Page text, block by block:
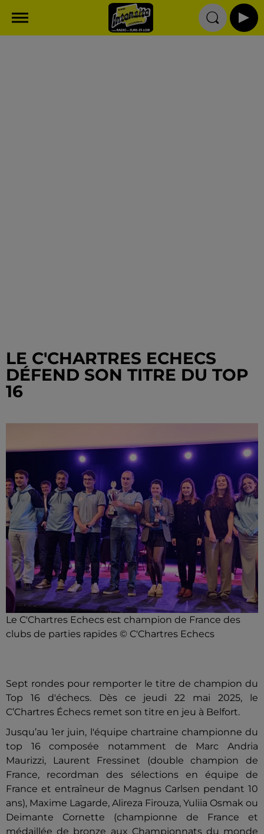
LE C'CHARTRES ECHECS
DÉFEND SON TITRE DU TOP
16
Le C'Chartres Echecs est champion de France des
clubs de parties rapides © C'Chartres Echecs
Sept rondes pour remporter le titre de champion du
Top 16 d'échecs. Dès ce jeudi 22 mai 2025, le
C’Chartres Échecs remet son titre en jeu à Belfort.
Jusqu’au 1er juin, l'équipe chartraine championne du
top 16 composée notamment de Marc Andria
Maurizzi, Laurent Fressinet (double champion de
France, recordman des sélections en équipe de
France et entraîneur de Magnus Carlsen pendant 10
ans), Maxime Lagarde, Alireza Firouza, Yuliia Osmak ou
Deimante Cornette (championne de France et
médaillée de bronze aux Championnats du monde